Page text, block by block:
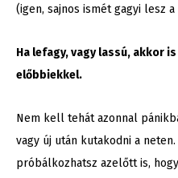
(igen, sajnos ismét gagyi lesz
Ha lefagy, vagy lassú, akkor
előbbiekkel.
Nem kell tehát azonnal
vagy új után kutakodni a
próbálkozhatsz azelőtt is,